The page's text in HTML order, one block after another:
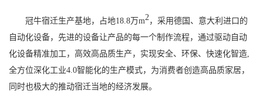
冠牛宿迁生产基地，占地18.8万m2 ，采用德国、意大利进口的
自动化设备，先进的设备让产品的每一个制作流程，通过驱动自动
化设备精准加工，高效高品质生产，实现安全、环保、快速化智造,
全方位深化工业4.0智能化的生产模式，为消费者创造高品质家居，
同时也极大的推动宿迁当地的经济发展。